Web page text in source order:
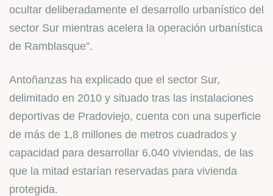
ocultar deliberadamente el desarrollo urbanístico del
sector Sur mientras acelera la operación urbanística
de Ramblasque”.
Antoñanzas ha explicado que el sector Sur,
delimitado en 2010 y situado tras las instalaciones
deportivas de Pradoviejo, cuenta con una superficie
de más de 1,8 millones de metros cuadrados y
capacidad para desarrollar 6.040 viviendas, de las
que la mitad estarían reservadas para vivienda
protegida.